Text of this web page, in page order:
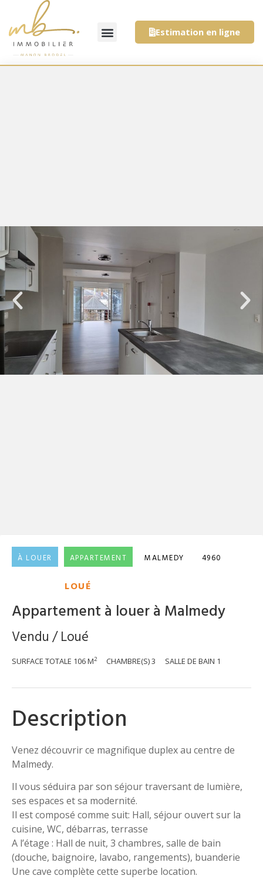
Estimation en ligne
À LOUER APPARTEMENT MALMEDY 4960
LOUÉ
Appartement à louer à Malmedy
Vendu / Loué
SURFACE TOTALE 106 M2 CHAMBRE(S)3 SALLE DE BAIN 1
Description
Venez découvrir ce magnifique duplex au centre de
Malmedy.
Il vous séduira par son séjour traversant de lumière,
ses espaces et sa modernité.
Il est composé comme suit: Hall, séjour ouvert sur la
cuisine, WC, débarras, terrasse
A l’étage : Hall de nuit, 3 chambres, salle de bain
(douche, baignoire, lavabo, rangements), buanderie
Une cave complète cette superbe location.